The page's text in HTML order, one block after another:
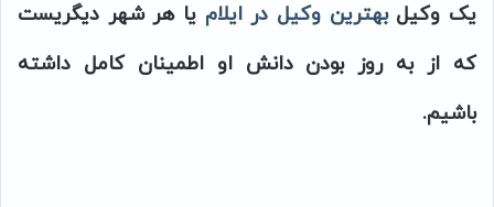
یک وکیلبهترین وکیل در ایلام یا هر شهر دیگریست
که از به روز بودن دانش او اطمینان کامل داشته
باشیم.